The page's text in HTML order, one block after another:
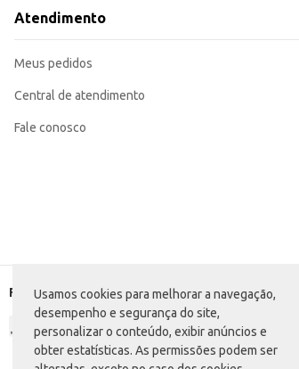
Usamos cookies para melhorar a navegação,
desempenho e segurança do site,
personalizar o conteúdo, exibir anúncios e
obter estatísticas. As permissões podem ser
Utilize uma esponja ou pano para esfregar a área.
Enxágue com água em abundância após a limpeza.
O Desengordurante Veja Limão oferece praticidade e
Atendimento
Meus pedidos
Central de atendimento
Fale conosco
Formas de pagamento